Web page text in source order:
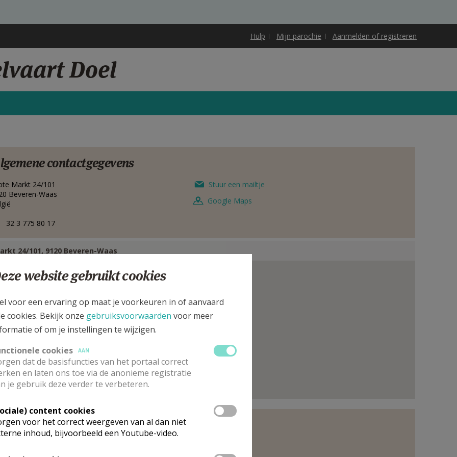
Hulp Mijn parochie Aanmelden of registreren
Doel
contactgegevens
Markt 24/101
Beveren-Waas
32 3 775 80 17
Stuur een mailtje
Google Maps
24/101, 9120 Beveren-Waas
website gebruikt cookies
voor een ervaring op maat je voorkeuren in of aanvaard
cookies. Bekijk onze gebruiksvoorwaarden voor meer
of om je instellingen te wijzigen.
cookies
AAN
dat de basisfuncties van het portaal correct
en laten ons toe via de anonieme registratie
je gebruik deze verder te verbeteren.
content cookies
voor het correct weergeven van al dan niet
inhoud, bijvoorbeeld een Youtube-video.